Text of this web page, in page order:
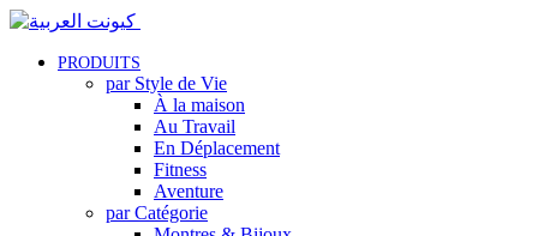
PRODUITS
par Style de Vie
À la maison
Au Travail
En Déplacement
Fitness
Aventure
par Catégorie